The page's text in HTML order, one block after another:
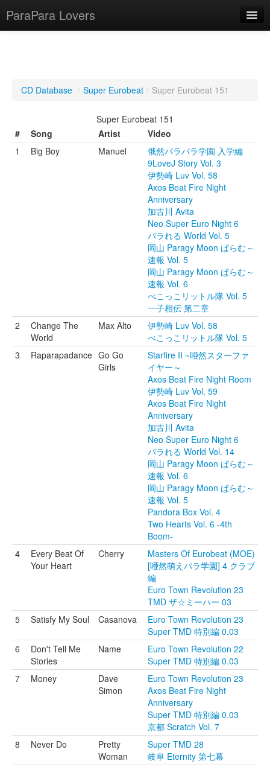
ParaPara Lovers
TechPara Video Database
CD Database
CD Database / Super Eurobeat / Super Eurobeat 151
Super Eurobeat 151
#
Song Artist
Video
1
Big Boy Manuel
俄然パラパラ学園 入学編
9LoveJ Story Vol. 3
伊勢崎 Luv Vol. 58
Axos Beat Fire Night
Anniversary
加古川 Avita
Neo Super Euro Night 6
パラれる World Vol. 5
岡山 Paragy Moon ぱらむ～
速報 Vol. 5
岡山 Paragy Moon ぱらむ～
速報 Vol. 6
べこっこリットル隊 Vol. 5
一子相伝 第二章
2
Change The
World
Max Alto
伊勢崎 Luv Vol. 58
べこっこリットル隊 Vol. 5
3
Raparapadance Go Go
Girls
Starfire II ~唖然スターファ
イヤー～
Axos Beat Fire Night Room
伊勢崎 Luv Vol. 59
Axos Beat Fire Night
Anniversary
加古川 Avita
Neo Super Euro Night 6
パラれる World Vol. 14
岡山 Paragy Moon ぱらむ～
速報 Vol. 6
岡山 Paragy Moon ぱらむ～
速報 Vol. 5
Pandora Box Vol. 4
Two Hearts Vol. 6 -4th
Boom-
4
Every Beat Of
Your Heart
Cherry
Masters Of Eurobeat (MOE)
[唖然萌えパラ学園] 4 クラブ
編
Euro Town Revolution 23
TMD ザ☆ミーハー 03
5
Satisfy My Soul Casanova
Euro Town Revolution 23
Super TMD 特別編 0.03
6
Don't Tell Me
Stories
Name
Euro Town Revolution 22
Super TMD 特別編 0.03
7
Money
Dave
Simon
Euro Town Revolution 23
Axos Beat Fire Night
Anniversary
Super TMD 特別編 0.03
京都 Scratch Vol. 7
8
Never Do
Pretty
Woman
Super TMD 28
岐阜 Eternity 第七幕